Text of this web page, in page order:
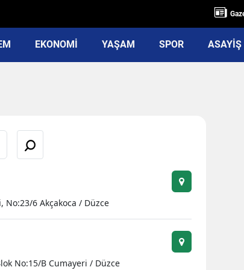
EKONOMİ YAŞAM SPOR ASAYİŞ
6 Akçakoca / Düzce
No:15/B Cumayeri / Düzce